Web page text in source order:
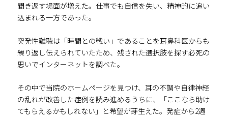
聞き返す場面が増えた。仕事でも自信を失い、精神的に追い
込まれる一方であった。
突発性難聴は「時間との戦い」であることを耳鼻科医からも
繰り返し伝えられていたため、残された選択肢を探す必死の
思いでインターネットを調べた。
その中で当院のホームページを見つけ、耳の不調や自律神経
の乱れが改善した症例を読み進めるうちに、「ここなら助け
てもらえるかもしれない」と希望が芽生えた。発症から2週